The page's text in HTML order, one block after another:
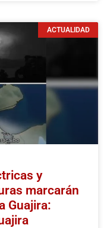
ACTUALIDAD
y
marcarán
Guajira: